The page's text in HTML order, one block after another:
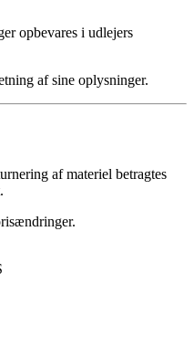
opbevares i udlejers
af sine oplysninger.
af materiel betragtes